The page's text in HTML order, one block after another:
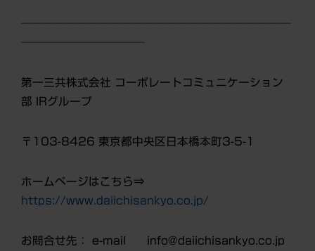
────────────────────────
───────────
第一三共株式会社 コーポレートコミュニケーション
部 IRグループ
〒 103-8426 東京都中央区日本橋本町3-5-1
ホームページはこちら⇒
https://www.daiichisankyo.co.jp/
お問合せ先： e-mail info@daiichisankyo.co.jp